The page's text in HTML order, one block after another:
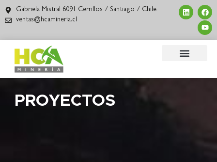
Gabriela Mistral 6091 Cerrillos / Santiago / Chile
ventas@hcamineria.cl
PROYECTOS